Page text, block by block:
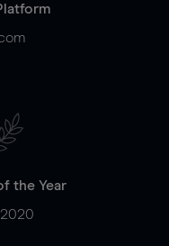
the Year